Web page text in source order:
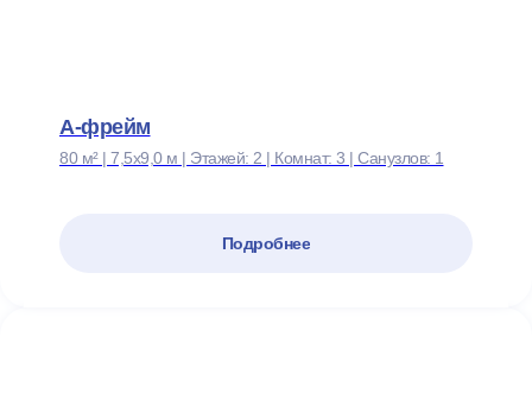
А-фрейм
80 м² | 7,5х9,0 м | Этажей: 2 | Комнат: 3 | Санузлов: 1
Подробнее